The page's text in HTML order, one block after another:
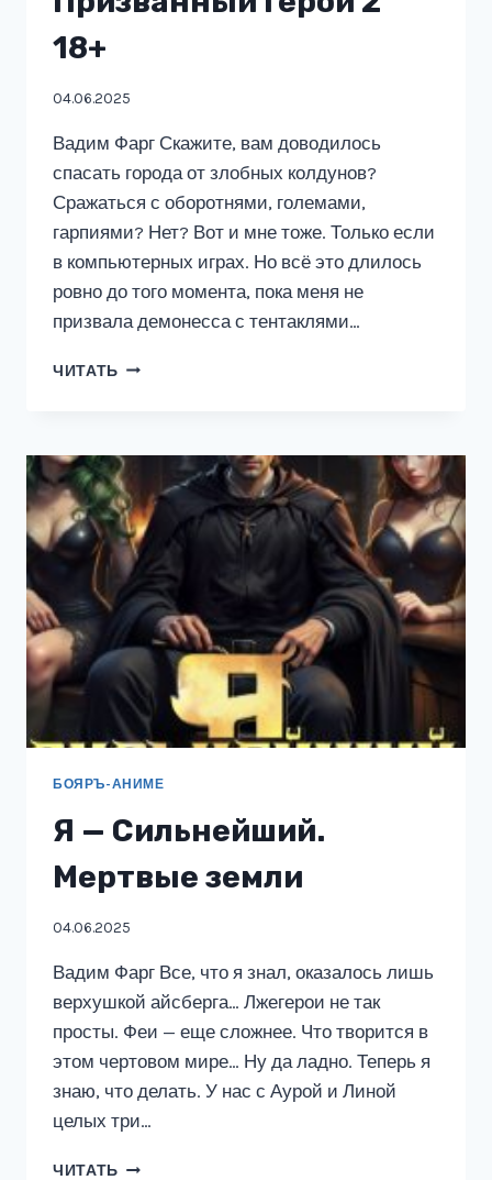
18+
04.06.2025
Вадим Фарг Скажите, вам доводилось
спасать города от злобных колдунов?
Сражаться с оборотнями, големами,
гарпиями? Нет? Вот и мне тоже. Только если
в компьютерных играх. Но всё это длилось
ровно до того момента, пока меня не
призвала демонесса с тентаклями…
ЧИТАТЬ ПРИЗВАННЫЙ
БОЯРЪ-АНИМЕ
Я — Сильнейший.
Мертвые земли
04.06.2025
Вадим Фарг Все, что я знал, оказалось лишь
верхушкой айсберга… Лжегерои не так
просты. Феи — еще сложнее. Что творится в
этом чертовом мире… Ну да ладно. Теперь я
знаю, что делать. У нас с Аурой и Линой
целых три…
ЧИТАТЬ